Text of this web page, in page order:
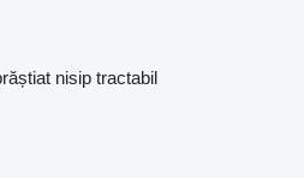
nisip tractabil